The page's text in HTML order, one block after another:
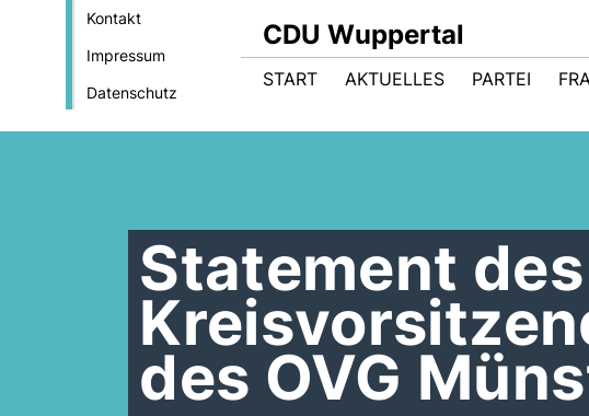
Kontakt
Impressum
Datenschutz
CDU Wuppertal
START AKTUELLES PARTEI
Statement
des OVG